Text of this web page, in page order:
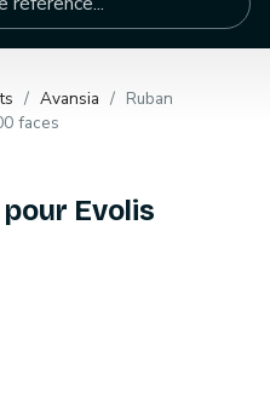
Avansia
Ruban
faces
Evolis